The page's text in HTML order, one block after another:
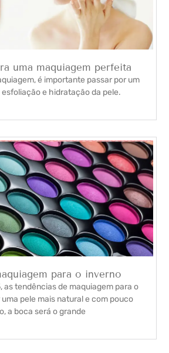
uma maquiagem perfeita
é importante passar por um
e hidratação da pele.
para o inverno
as tendências de maquiagem para o
pele mais natural e com pouco
a boca será o grande